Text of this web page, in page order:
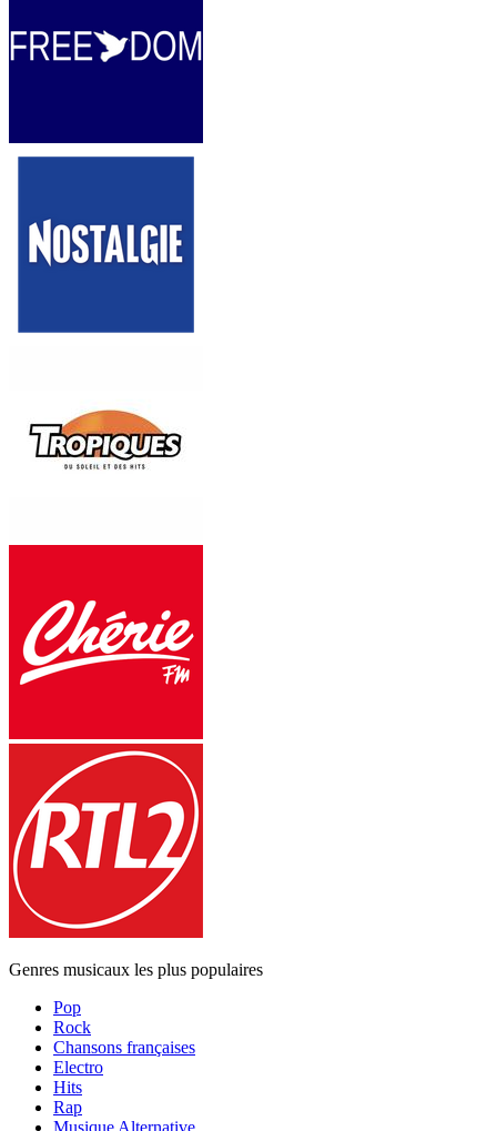
Genres musicaux les plus populaires
Pop
Rock
Chansons françaises
Electro
Hits
Rap